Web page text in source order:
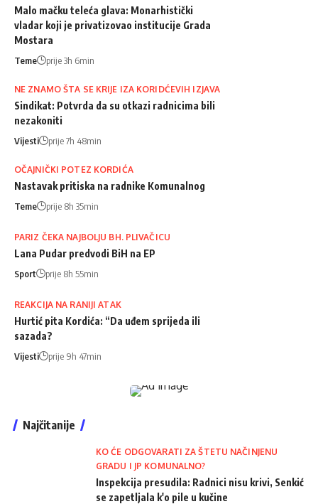
Malo mačku teleća glava: Monarhistički
vladar koji je privatizovao institucije Grada
Mostara
Teme prije 3h 6min
NE ZNAMO ŠTA SE KRIJE IZA KORIDĆEVIH IZJAVA
Sindikat: Potvrda da su otkazi radnicima bili
nezakoniti
Vijesti prije 7h 48min
OČAJNIČKI POTEZ KORDIĆA
Nastavak pritiska na radnike Komunalnog
Teme prije 8h 35min
PARIZ ČEKA NAJBOLJU BH. PLIVAČICU
Lana Pudar predvodi BiH na EP
Sport prije 8h 55min
REAKCIJA NA RANIJI ATAK
Hurtić pita Kordića: “Da uđem sprijeda ili
sazada?
Vijesti prije 9h 47min
Najčitanije
KO ĆE ODGOVARATI ZA ŠTETU NAČINJENU
GRADU I JP KOMUNALNO?
Inspekcija presudila: Radnici nisu krivi, Senkić
se zapetljala k'o pile u kučine